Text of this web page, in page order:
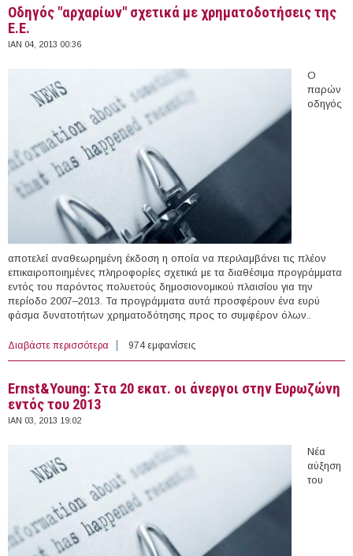
Οδηγός "αρχαρίων" σχετικά με χρηματοδοτήσεις της
Ε.Ε.
ΙΑΝ 04, 2013 00:36
Ο
παρών
οδηγός
αποτελεί αναθεωρημένη έκδοση η οποία να περιλαμβάνει τις πλέον
επικαιροποιημένες πληροφορίες σχετικά με τα διαθέσιμα προγράμματα
εντός του παρόντος πολυετούς δημοσιονομικού πλαισίου για την
περίοδο 2007–2013. Τα προγράμματα αυτά προσφέρουν ένα ευρύ
φάσμα δυνατοτήτων χρηματοδότησης προς το συμφέρον όλων..
Διαβάστε περισσότερα για Οδηγός "αρχαρίων" σχετικά με χρηματοδοτήσεις της
Ε.Ε.
974 εμφανίσεις
Ernst&Young: Στα 20 εκατ. οι άνεργοι στην Ευρωζώνη
εντός του 2013
ΙΑΝ 03, 2013 19:02
Νέα
αύξηση
του